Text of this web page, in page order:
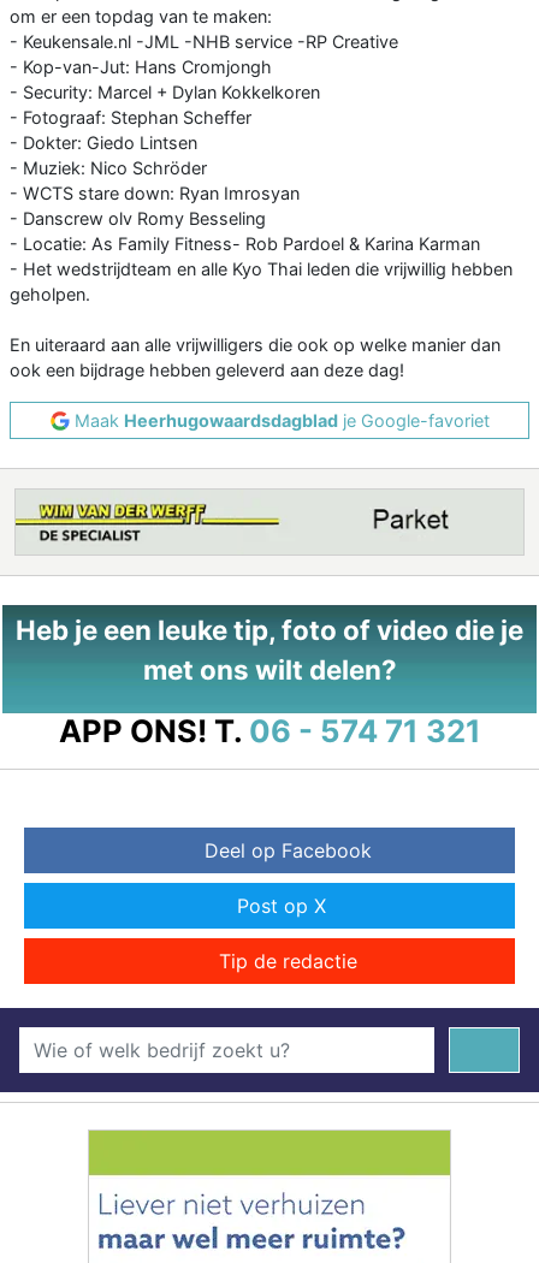
om er een topdag van te maken:
- Keukensale.nl -JML -NHB service -RP Creative
- Kop-van-Jut: Hans Cromjongh
- Security: Marcel + Dylan Kokkelkoren
- Fotograaf: Stephan Scheffer
- Dokter: Giedo Lintsen
- Muziek: Nico Schröder
- WCTS stare down: Ryan Imrosyan
- Danscrew olv Romy Besseling
- Locatie: As Family Fitness- Rob Pardoel & Karina Karman
- Het wedstrijdteam en alle Kyo Thai leden die vrijwillig hebben
geholpen.
En uiteraard aan alle vrijwilligers die ook op welke manier dan
ook een bijdrage hebben geleverd aan deze dag!
Maak Heerhugowaardsdagbladje Google-favoriet
Heb je een leuke tip, foto of video die je
met ons wilt delen?
APP ONS! T. 06 - 574 71 321
Deel op Facebook
Post op X
Tip de redactie